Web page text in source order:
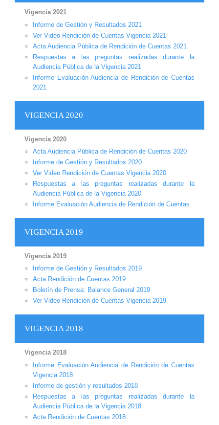
Vigencia 2021
Informe de Gestión y Resultados 2021
Ver Video Rendición de Cuentas Vigencia 2021
Acta Audiencia Pública de Rendición de Cuentas 2021
Respuestas a las preguntas realizadas durante la
Audiencia Pública de la Vigencia 2021
Informe Evaluación Audiencia de Rendición de Cuentas
2021
VIGENCIA 2020
Vigencia 2020
Acta Audiencia Pública de Rendición de Cuentas 2020
Informe de Gestión y Resultados 2020
Ver Video Rendición de Cuentas Vigencia 2020
Respuestas a las preguntas realizadas durante la
Audiencia Pública de la Vigencia 2020
Informe Evaluación Audiencia de Rendición de Cuentas
VIGENCIA 2019
Vigencia 2019
Informe de Gestión y Resultados 2019
Acta Rendición de Cuentas 2019
Boletín de Prensa: Balance General 2019
Ver Video Rendición de Cuentas Vigencia 2019
VIGENCIA 2018
Vigencia 2018
Informe Evaluación Audiencia de Rendición de Cuentas
Vigencia 2018
Informe de gestión y resultados 2018
Respuestas a las preguntas realizadas durante la
Audiencia Pública de la Vigencia 2018
Acta Rendición de Cuentas 2018